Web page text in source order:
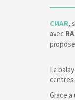
CMAR,
avec
La
Grace